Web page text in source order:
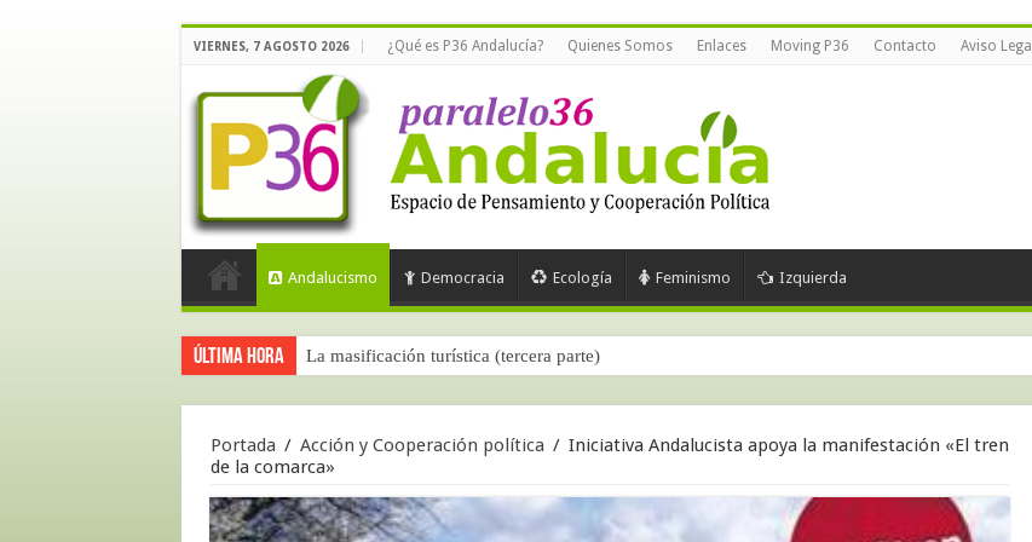
VIERNES, 7 AGOSTO 2026 ¿Qué es P36 Andalucía? Quienes Somos Enlaces Moving P36 Contacto Aviso Legal
Andalucismo Democracia Ecología Feminismo Izquierda
Última hora La masificación turística (tercera parte)
Portada / Acción y Cooperación política / Iniciativa Andalucista apoya la manifestación «El tren
de la comarca»